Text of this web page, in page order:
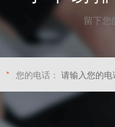
留下您
* 您的电话：